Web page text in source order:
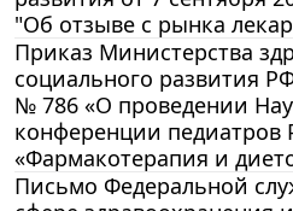
"Об отзыве с рынка
Приказ Министерства
социального развития
№ 786 «О проведении
конференции педиатров
«Фармакотерапия и
Письмо Федеральной